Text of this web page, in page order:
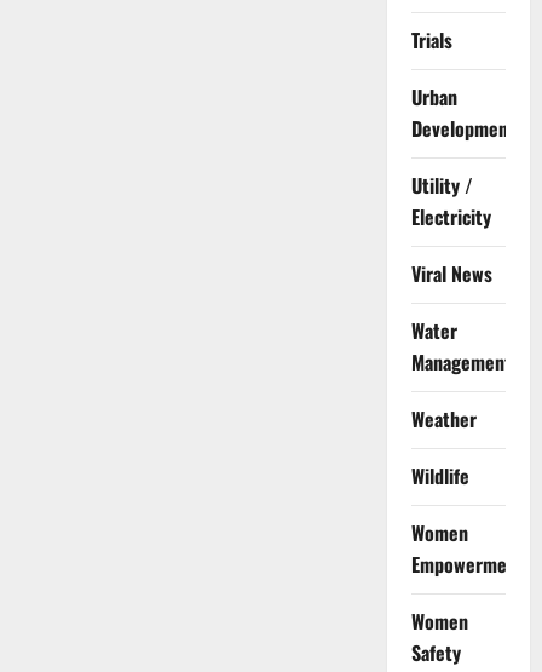
Trials
Urban
Development
Utility /
Electricity
Viral News
Water
Management
Weather
Wildlife
Women
Empowerment
Women
Safety